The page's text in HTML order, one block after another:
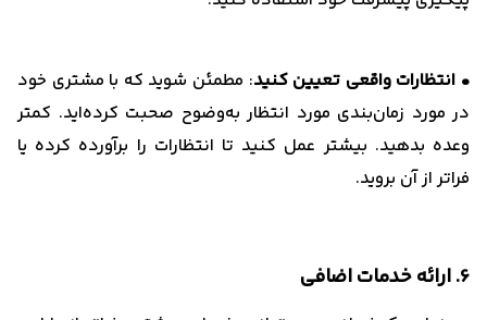
• انتظارات واقعی تعیین کنید: مطمئن شوید که با مشتری خود
در مورد زمان‌بندی مورد انتظار به‌وضوح صحبت کرده‌اید. کمتر
وعده بدهید. بیشتر عمل کنید تا انتظارات را برآورده کرده یا
فراتر از آن بروید.
6. ارائه خدمات اضافی